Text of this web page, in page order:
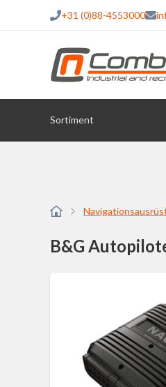
+31 (0)88-4553000
Sortiment
B&G